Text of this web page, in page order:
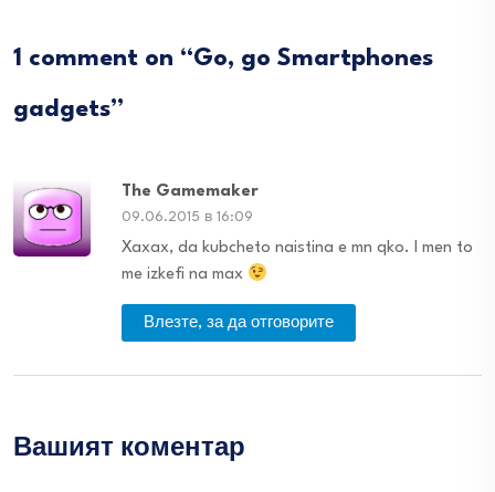
1 comment on “Go, go Smartphones
gadgets”
The Gamemaker
09.06.2015 в 16:09
Xaxax, da kubcheto naistina e mn qko. I men to
me izkefi na max
Влезте, за да отговорите
Вашият коментар